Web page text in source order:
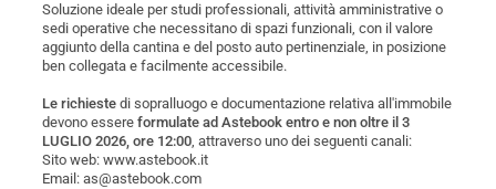
Soluzione ideale per studi professionali, attività amministrative o
sedi operative che necessitano di spazi funzionali, con il valore
aggiunto della cantina e del posto auto pertinenziale, in posizione
ben collegata e facilmente accessibile.
Le richieste di sopralluogo e documentazione relativa all'immobile
devono essereformulate ad Astebook entro e non oltre il 3
LUGLIO 2026, ore 12:00, attraverso uno dei seguenti canali:
Sito web: www.astebook.it
Email: as@astebook.com